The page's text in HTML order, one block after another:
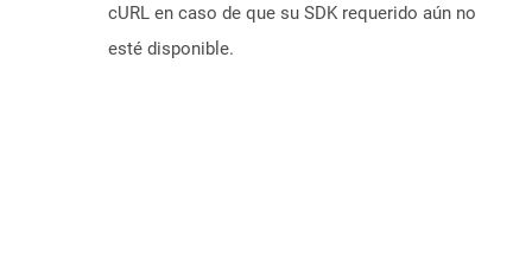
cURL en caso de que su SDK requerido aún no
esté disponible.